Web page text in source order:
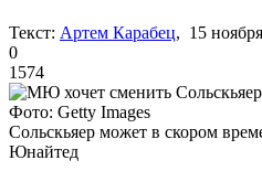
Текст: Артем Карабец, 15
0
1574
Фото: Getty Images
Сольскьяер может в скором
Юнайтед